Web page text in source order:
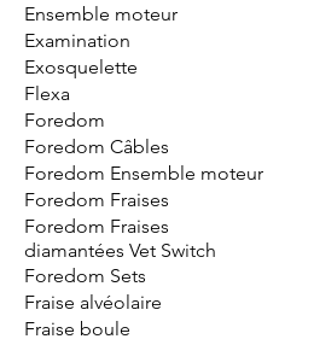
Ensemble moteur
Examination
Exosquelette
Flexa
Foredom
Foredom Câbles
Foredom Ensemble moteur
Foredom Fraises
Foredom Fraises
diamantées Vet Switch
Foredom Sets
Fraise alvéolaire
Fraise boule